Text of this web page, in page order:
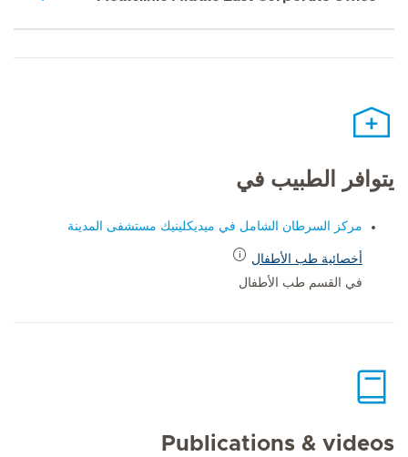
يتوافر الطبيب في
مركز السرطان الشامل في ميديكلينيك مستشفى المدينة
أخصائية طب الأطفال
في القسم طب الأطفال
Publications & videos